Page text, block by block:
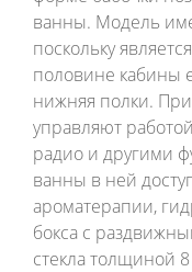
ванны. Модель
поскольку
половине кабины
нижняя полки.
управляют
радио и другими
ванны в ней
ароматерапии,
бокса с
стекла толщиной